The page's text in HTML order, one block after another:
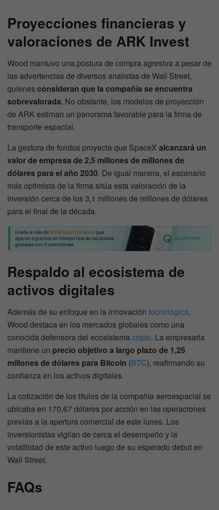
Proyecciones financieras y
valoraciones de ARK Invest
Wood mantuvo una postura de compra agresiva a pesar de
las advertencias de diversos analistas de Wall Street,
quienesconsideran que la compañía se encuentra
sobrevalorada. No obstante, los modelos de proyección
de ARK estiman un panorama favorable para la firma de
transporte espacial.
La gestora de fondos proyecta que SpaceX alcanzará un
valor de empresa de 2,5 millones de millones de
dólares para el año 2030. De igual manera, el escenario
más optimista de la firma sitúa esta valoración de la
inversión cerca de los 3,1 millones de millones de dólares
para el final de la década.
Respaldo al ecosistema de
activos digitales
Además de su enfoque en la innovación tecnológica,
Wood destaca en los mercados globales como una
conocida defensora del ecosistemacripto. La empresaria
mantiene un precio objetivo a largo plazo de 1,25
millones de dólares para Bitcoin (BTC), reafirmando su
confianza en los activos digitales.
La cotización de los títulos de la compañía aeroespacial se
ubicaba en 170,67 dólares por acción en las operaciones
previas a la apertura comercial de este lunes. Los
inversionistas vigilan de cerca el desempeño y la
volatilidad de este activo luego de su esperado debut en
Wall Street.
FAQs